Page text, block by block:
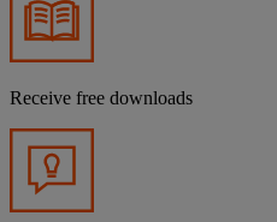
Receive free downloads